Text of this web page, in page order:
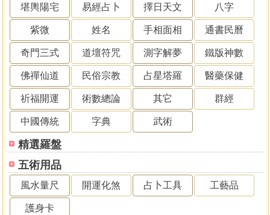
堪輿陽宅 易經占卜 擇日天文 八字
紫微 姓名 手相面相 通書民曆
奇門三式 道壇符咒 測字解夢 鐵版神數
佛禪仙道 民俗宗教 占星塔羅 醫藥保健
祈福開運 術數總論 其它 群經
中國傳統 字典 武術
精選羅盤
五術用品
風水量尺 開運化煞 占卜工具 工藝品
護身卡